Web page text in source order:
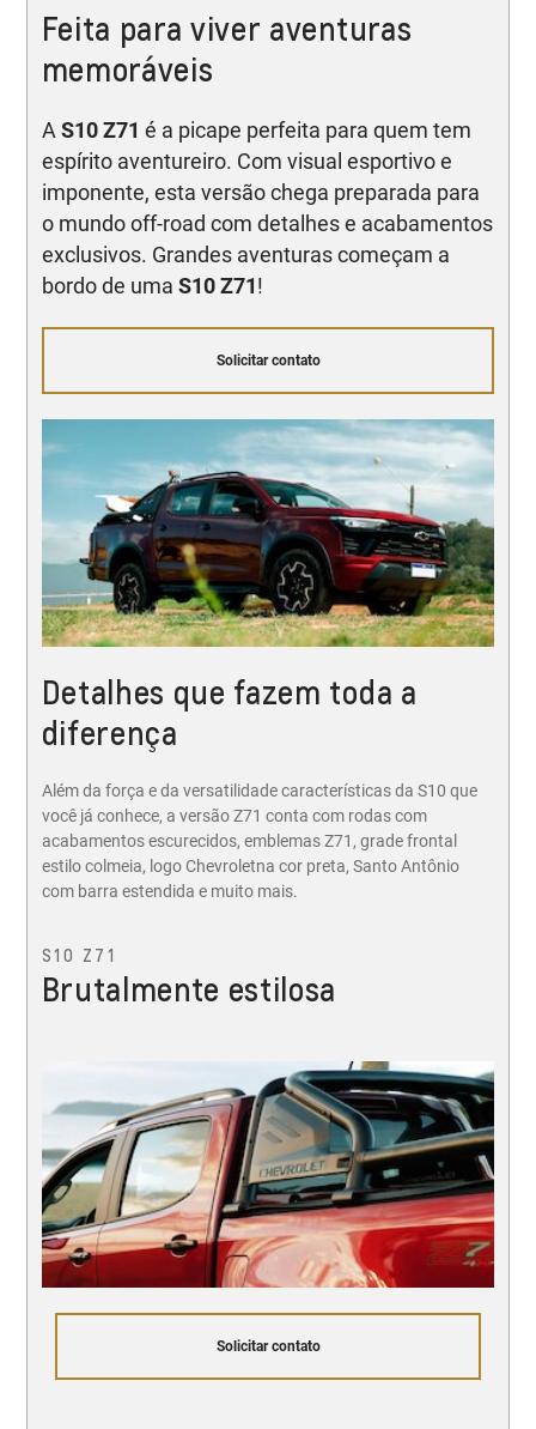
Feita para viver aventuras
memoráveis
A S10 Z71 é a picape perfeita para quem tem
espírito aventureiro. Com visual esportivo e
imponente, esta versão chega preparada para
o mundo off-road com detalhes e acabamentos
exclusivos. Grandes aventuras começam a
bordo de uma S10 Z71!
Solicitar contato
Detalhes que fazem toda a
diferença
Além da força e da versatilidade características da S10 que
você já conhece, a versão Z71 conta com rodas com
acabamentos escurecidos, emblemas Z71, grade frontal
estilo colmeia, logo Chevroletna cor preta, Santo Antônio
com barra estendida e muito mais.
S10 Z71
Brutalmente estilosa
Solicitar contato